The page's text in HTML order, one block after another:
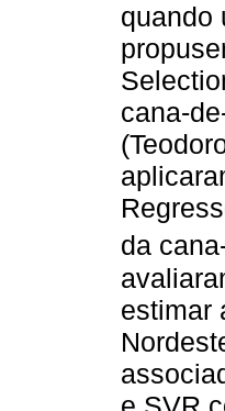
quando
cana-
da
estimar